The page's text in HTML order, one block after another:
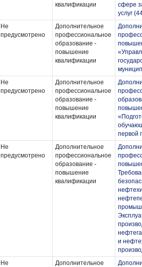
квалификации
сфере
услуг
Не
предусмотрено
Дополнительное
профессиональное
образование -
повышение
квалификации
Не
предусмотрено
Дополнительное
профессиональное
образование -
повышение
квалификации
первой
Не
предусмотрено
Дополнительное
профессиональное
образование -
повышение
квалификации
и
Не
Дополнительное